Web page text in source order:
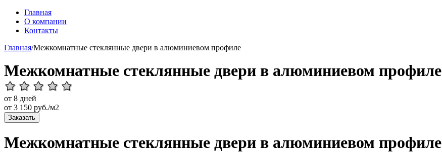
Главная
О компании
Контакты
Главная/Межкомнатные стеклянные двери в алюминиевом профиле
Межкомнатные стеклянные двери в алюминиевом профиле
от 8 дней
от 3 150 руб./м2
Заказать
Межкомнатные стеклянные двери в алюминиевом профиле